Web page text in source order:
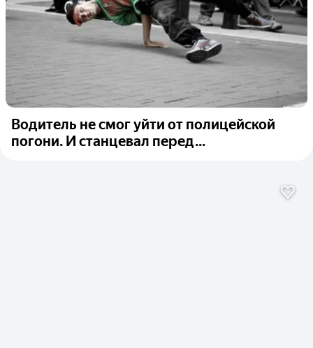
Водитель не смог уйти от полицейской
погони. И станцевал перед...